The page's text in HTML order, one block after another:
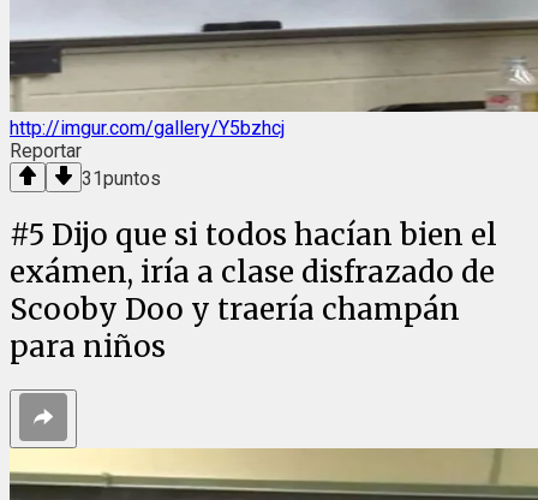
http://imgur.com/gallery/Y5bzhcj
Reportar
31puntos
#5 Dijo que si todos hacían bien el
exámen, iría a clase disfrazado de
Scooby Doo y traería champán
para niños